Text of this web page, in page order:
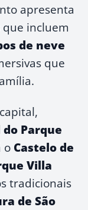
apresenta
incluem
de neve
que
Parque
o Castelo de
Villa
tradicionais
de São